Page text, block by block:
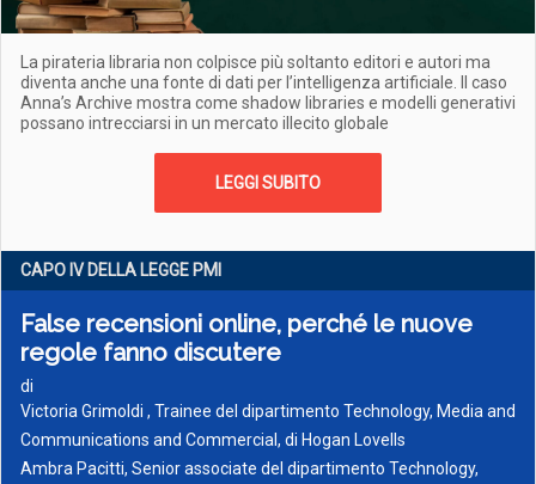
La pirateria libraria non colpisce più soltanto editori e autori ma
diventa anche una fonte di dati per l’intelligenza artificiale. Il caso
Anna’s Archive mostra come shadow libraries e modelli generativi
possano intrecciarsi in un mercato illecito globale
LEGGI SUBITO
CAPO IV DELLA LEGGE PMI
False recensioni online, perché le nuove
regole fanno discutere
di
Victoria Grimoldi , Trainee del dipartimento Technology, Media and
Communications and Commercial, di Hogan Lovells
Ambra Pacitti, Senior associate del dipartimento Technology,